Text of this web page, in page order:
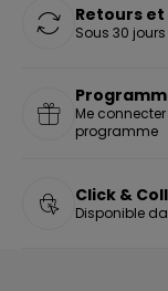
Retours
Sous 30 jours
Me
programme
Click &
Disponible